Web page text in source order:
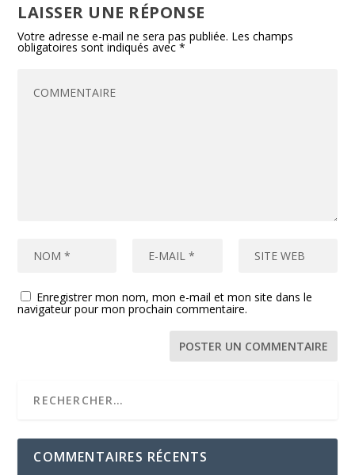
LAISSER UNE RÉPONSE
Votre adresse e-mail ne sera pas publiée. Les champs
obligatoires sont indiqués avec*
Enregistrer mon nom, mon e-mail et mon site dans le
navigateur pour mon prochain commentaire.
COMMENTAIRES RÉCENTS